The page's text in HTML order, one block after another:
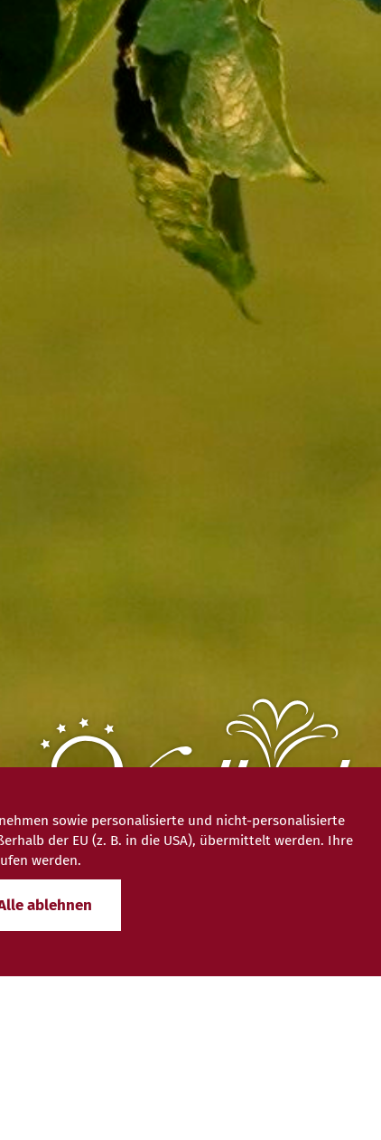
sowie personalisierte und nicht-personalisierte
der EU (z. B. in die USA), übermittelt werden. Ihre
werden.
ablehnen